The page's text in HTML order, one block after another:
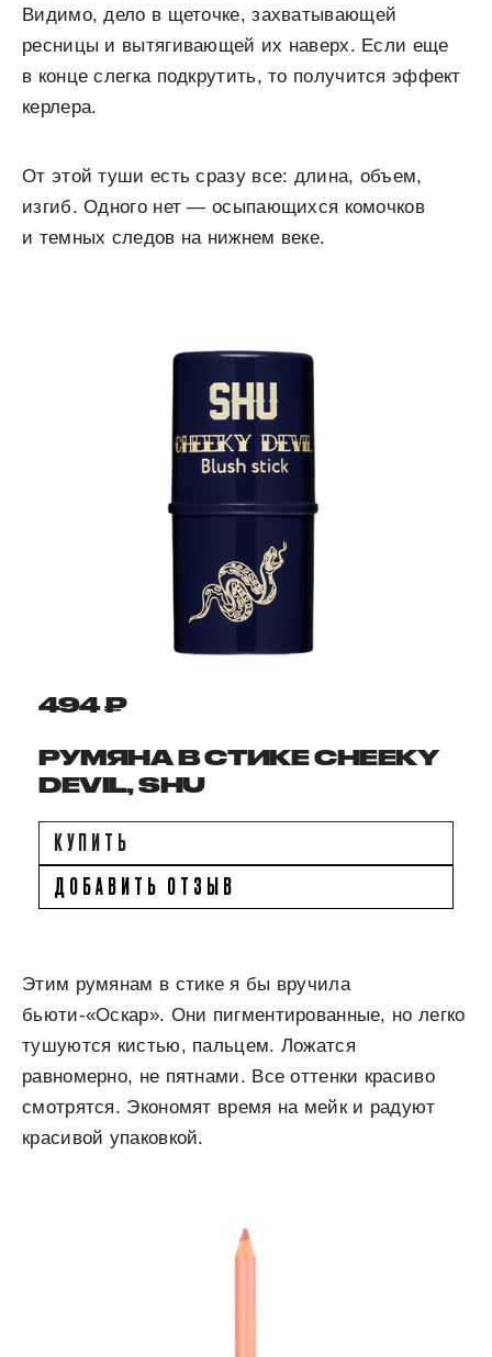
Видимо, дело в щеточке, захватывающей
ресницы и вытягивающей их наверх. Если еще
в конце слегка подкрутить, то получится эффект
керлера.
От этой туши есть сразу все: длина, объем,
изгиб. Одного нет — осыпающихся комочков
и темных следов на нижнем веке.
494 ₽
РУМЯНА В СТИКЕ CHEEKY
DEVIL, SHU
КУПИТЬ
ДОБАВИТЬ ОТЗЫВ
Этим румянам в стике я бы вручила
бьюти-«Оскар». Они пигментированные, но легко
тушуются кистью, пальцем. Ложатся
равномерно, не пятнами. Все оттенки красиво
смотрятся. Экономят время на мейк и радуют
красивой упаковкой.